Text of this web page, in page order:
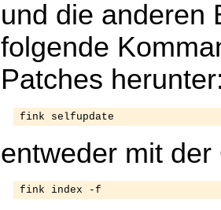
und die anderen
folgende
Patches
fink selfupdate
entweder mit
fink index -f